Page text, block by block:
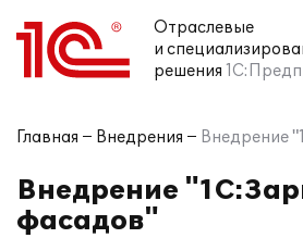
Отраслевые
и
решения
Главная Внедрения Внедрение
Внедрение
фасадов"